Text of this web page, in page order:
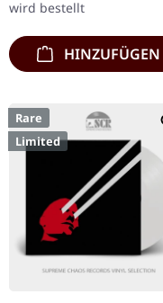
wird bestellt
HINZUFÜGEN
Rare
Limited